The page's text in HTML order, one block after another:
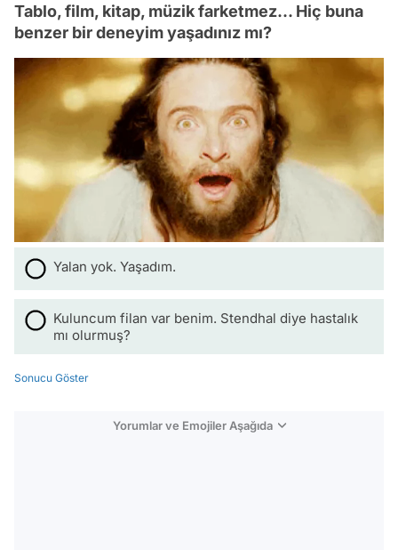
Tablo, film, kitap, müzik farketmez... Hiç buna
benzer bir deneyim yaşadınız mı?
Yalan yok. Yaşadım.
Kuluncum filan var benim. Stendhal diye hastalık
mı olurmuş?
Sonucu Göster
Yorumlar ve Emojiler Aşağıda